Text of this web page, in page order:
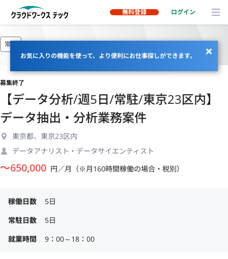
無料登録 ログイン
お気に入りの機能を使って、より便利にお仕事探しができます。
常駐
募集終了
【データ分析/週5日/常駐/東京23区内】
データ抽出・分析業務案件
東京都、東京23区内
データアナリスト・データサイエンティスト
〜650,000 円／月（※月160時間稼働の場合・税別）
稼働日数
5日
常駐日数
5日
就業時間
9：00～18：00